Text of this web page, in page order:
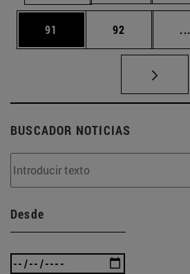
Página
91 Página
92 ...
BUSCADOR NOTICIAS
Desde